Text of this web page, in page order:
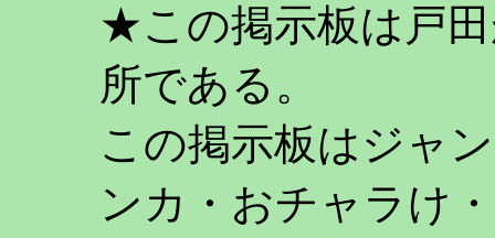
★この掲示板は戸
所である。
この掲示板はジャ
ンカ・おチャラけ